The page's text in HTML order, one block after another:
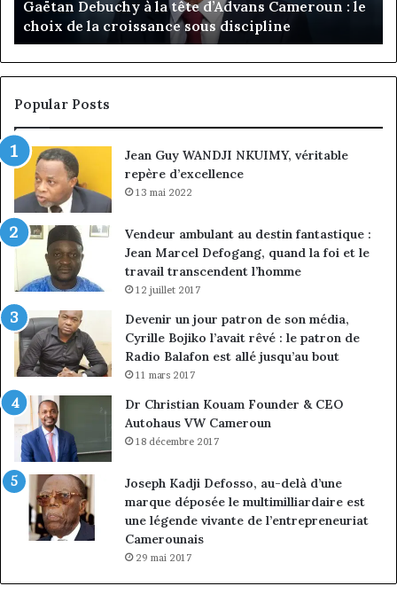
: le
de
l’expérience
client
à
la
conquête
des
entreprises
passe de l’expérience client à la conquête du
marché des entreprises
Popular Posts
Jean Guy WANDJI NKUIMY, véritable
repère d’excellence
13 mai 2022
Vendeur ambulant au destin fantastique :
Jean Marcel Defogang, quand la foi et le
travail transcendent l’homme
12 juillet 2017
Devenir un jour patron de son média,
Cyrille Bojiko l’avait rêvé : le patron de
Radio Balafon est allé jusqu’au bout
11 mars 2017
Dr Christian Kouam Founder & CEO
Autohaus VW Cameroun
18 décembre 2017
Joseph Kadji Defosso, au-delà d’une
marque déposée le multimilliardaire est
une légende vivante de l’entrepreneuriat
Camerounais
29 mai 2017